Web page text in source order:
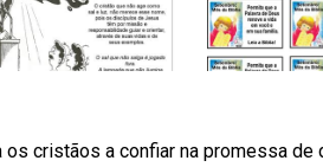
cristãos a confiar na promessa